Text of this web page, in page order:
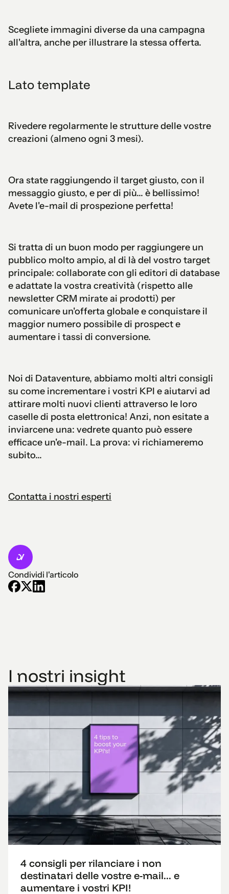
Scegliete immagini diverse da una campagna
all'altra, anche per illustrare la stessa offerta.
Lato template
Rivedere regolarmente le strutture delle vostre
creazioni (almeno ogni 3 mesi).
Ora state raggiungendo il target giusto, con il
messaggio giusto, e per di più... è bellissimo!
Avete l'e-mail di prospezione perfetta!
Si tratta di un buon modo per raggiungere un
pubblico molto ampio, al di là del vostro target
principale: collaborate con gli editori di database
e adattate la vostra creatività (rispetto alle
newsletter CRM mirate ai prodotti) per
comunicare un'offerta globale e conquistare il
maggior numero possibile di prospect e
aumentare i tassi di conversione.
Noi di Dataventure, abbiamo molti altri consigli
su come incrementare i vostri KPI e aiutarvi ad
attirare molti nuovi clienti attraverso le loro
caselle di posta elettronica! Anzi, non esitate a
inviarcene una: vedrete quanto può essere
efficace un'e-mail. La prova: vi richiameremo
subito...
Contatta i nostri esperti
Condividi l'articolo
I nostri insight
4 consigli per rilanciare i non
destinatari delle vostre e-mail... e
aumentare i vostri KPI!